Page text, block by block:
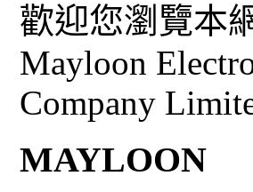
歡迎您瀏覽本
Mayloon
Company
MAYLOON